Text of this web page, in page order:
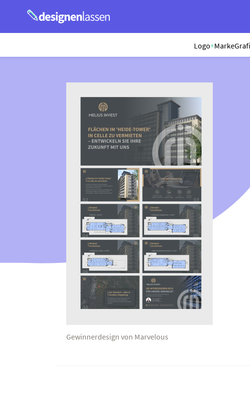
Logo+Marke
Gewinnerdesign von Marvelous